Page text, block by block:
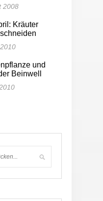
2008
Kräuter
und
Beinwell